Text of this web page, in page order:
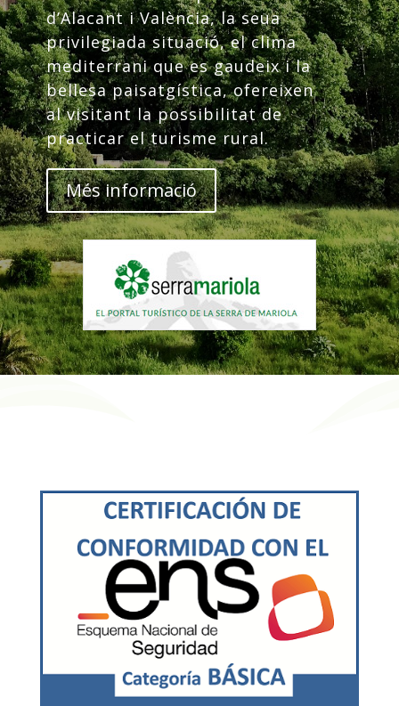
d’Alacant i València, la seua
privilegiada situació, el clima
mediterrani que es gaudeix i la
bellesa paisatgística, ofereixen
al visitant la possibilitat de
practicar el turisme rural.
Més informació